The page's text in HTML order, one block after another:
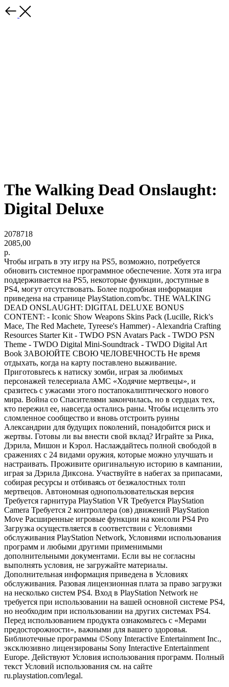
The Walking Dead Onslaught:
Digital Deluxe
2078718
2085,00
р.
Чтобы играть в эту игру на PS5, возможно, потребуется
обновить системное программное обеспечение. Хотя эта игра
поддерживается на PS5, некоторые функции, доступные в
PS4, могут отсутствовать. Более подробная информация
приведена на странице PlayStation.com/bc. THE WALKING
DEAD ONSLAUGHT: DIGITAL DELUXE BONUS
CONTENT: - Iconic Show Weapons Skins Pack (Lucille, Rick's
Mace, The Red Machete, Tyreese's Hammer) - Alexandria Crafting
Resources Starter Kit - TWDO PSN Avatars Pack - TWDO PSN
Theme - TWDO Digital Mini-Soundtrack - TWDO Digital Art
Book ЗАВОЮЙТЕ СВОЮ ЧЕЛОВЕЧНОСТЬ Не время
отдыхать, когда на карту поставлено выживание.
Приготовьтесь к натиску зомби, играя за любимых
персонажей телесериала AMC «Ходячие мертвецы», и
сразитесь с ужасами этого постапокалиптического нового
мира. Война со Спасителями закончилась, но в сердцах тех,
кто пережил ее, навсегда остались раны. Чтобы исцелить это
сломленное сообщество и вновь отстроить руины
Александрии для будущих поколений, понадобится риск и
жертвы. Готовы ли вы внести свой вклад? Играйте за Рика,
Дэрила, Мишон и Кэрол. Наслаждайтесь полной свободой в
сражениях с 24 видами оружия, которые можно улучшать и
настраивать. Проживите оригинальную историю в кампании,
играя за Дэрила Диксона. Участвуйте в набегах за припасами,
собирая ресурсы и отбиваясь от безжалостных толп
мертвецов. Автономная однопользовательская версия
Требуется гарнитура PlayStation VR Требуется PlayStation
Camera Требуется 2 контроллера (ов) движений PlayStation
Move Расширенные игровые функции на консоли PS4 Pro
Загрузка осуществляется в соответствии с Условиями
обслуживания PlayStation Network, Условиями использования
программ и любыми другими применимыми
дополнительными документами. Если вы не согласны
выполнять условия, не загружайте материалы.
Дополнительная информация приведена в Условиях
обслуживания. Разовая лицензионная плата за право загрузки
на несколько систем PS4. Вход в PlayStation Network не
требуется при использовании на вашей основной системе PS4,
но необходим при использовании на других системах PS4.
Перед использованием продукта ознакомьтесь с «Мерами
предосторожности», важными для вашего здоровья.
Библиотечные программы ©Sony Interactive Entertainment Inc.,
эксклюзивно лицензированы Sony Interactive Entertainment
Europe. Действуют Условия использования программ. Полный
текст Условий использования см. на сайте
ru.playstation.com/legal.